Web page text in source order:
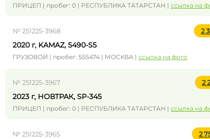
ПРИЦЕП | пробег: 0 | РЕСПУБЛИКА ТАТАРСТАН | ссылка на
№ 251225-3968 2
2020 г, KAMAZ, 5490-S5
ГРУЗОВОЙ | пробег: 555474 | МОСКВА | ссылка на фото
№ 251225-3967 2
2023 г, НОВТРАК, SP-345
ПРИЦЕП | пробег: 0 | РЕСПУБЛИКА ТАТАРСТАН | ссылка на
№ 251225-3965 2